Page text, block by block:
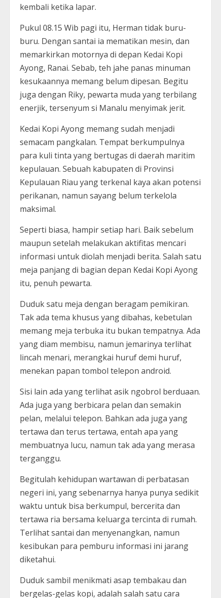
kembali ketika lapar.
Pukul 08.15 Wib pagi itu, Herman tidak buru-
buru. Dengan santai ia mematikan mesin, dan
memarkirkan motornya di depan Kedai Kopi
Ayong, Ranai. Sebab, teh jahe panas minuman
kesukaannya memang belum dipesan. Begitu
juga dengan Riky, pewarta muda yang terbilang
enerjik, tersenyum si Manalu menyimak jerit.
Kedai Kopi Ayong memang sudah menjadi
semacam pangkalan. Tempat berkumpulnya
para kuli tinta yang bertugas di daerah maritim
kepulauan. Sebuah kabupaten di Provinsi
Kepulauan Riau yang terkenal kaya akan potensi
perikanan, namun sayang belum terkelola
maksimal.
Seperti biasa, hampir setiap hari. Baik sebelum
maupun setelah melakukan aktifitas mencari
informasi untuk diolah menjadi berita. Salah satu
meja panjang di bagian depan Kedai Kopi Ayong
itu, penuh pewarta.
Duduk satu meja dengan beragam pemikiran.
Tak ada tema khusus yang dibahas, kebetulan
memang meja terbuka itu bukan tempatnya. Ada
yang diam membisu, namun jemarinya terlihat
lincah menari, merangkai huruf demi huruf,
menekan papan tombol telepon android.
Sisi lain ada yang terlihat asik ngobrol berduaan.
Ada juga yang berbicara pelan dan semakin
pelan, melalui telepon. Bahkan ada juga yang
tertawa dan terus tertawa, entah apa yang
membuatnya lucu, namun tak ada yang merasa
terganggu.
Begitulah kehidupan wartawan di perbatasan
negeri ini, yang sebenarnya hanya punya sedikit
waktu untuk bisa berkumpul, bercerita dan
tertawa ria bersama keluarga tercinta di rumah.
Terlihat santai dan menyenangkan, namun
kesibukan para pemburu informasi ini jarang
diketahui.
Duduk sambil menikmati asap tembakau dan
bergelas-gelas kopi, adalah salah satu cara